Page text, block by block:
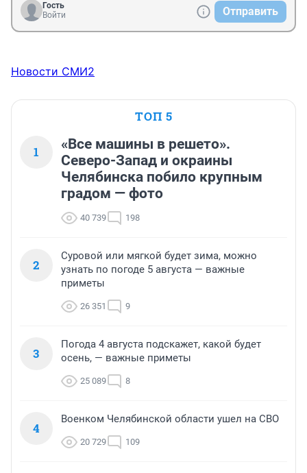
Гость
Войти
Отправить
Новости СМИ2
ТОП 5
1
«Все машины в решето».
Северо-Запад и окраины
Челябинска побило крупным
градом — фото
40 739 198
2
Суровой или мягкой будет зима, можно
узнать по погоде 5 августа — важные
приметы
26 351 9
3
Погода 4 августа подскажет, какой будет
осень, — важные приметы
25 089 8
4
Военком Челябинской области ушел на СВО
20 729 109